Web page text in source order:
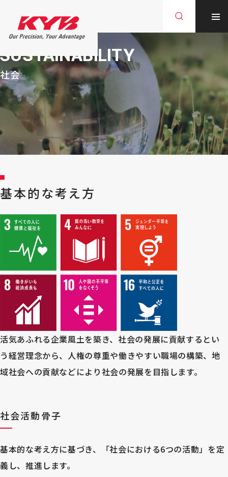
SUSTAINABILITY
社会
基本的な考え方
活気あふれる企業風土を築き、社会の発展に貢献するとい
う経営理念から、人権の尊重や働きやすい職場の構築、地
域社会への貢献などにより社会の発展を目指します。
社会活動骨子
基本的な考え方に基づき、「社会における6つの活動」を定
義し、推進します。